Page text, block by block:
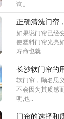
询。
正确清洗门帘
如果说门帘已经
使塑料门帘光亮
寿命也就..
长沙软门帘的
软门帘，顾名思
不会因为其质感
明,也..
门帘的选择和